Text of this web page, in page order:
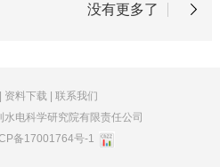
没有更多了
资料下载|
联系我们
电科学研究院有限责任公司
备17001764号-1